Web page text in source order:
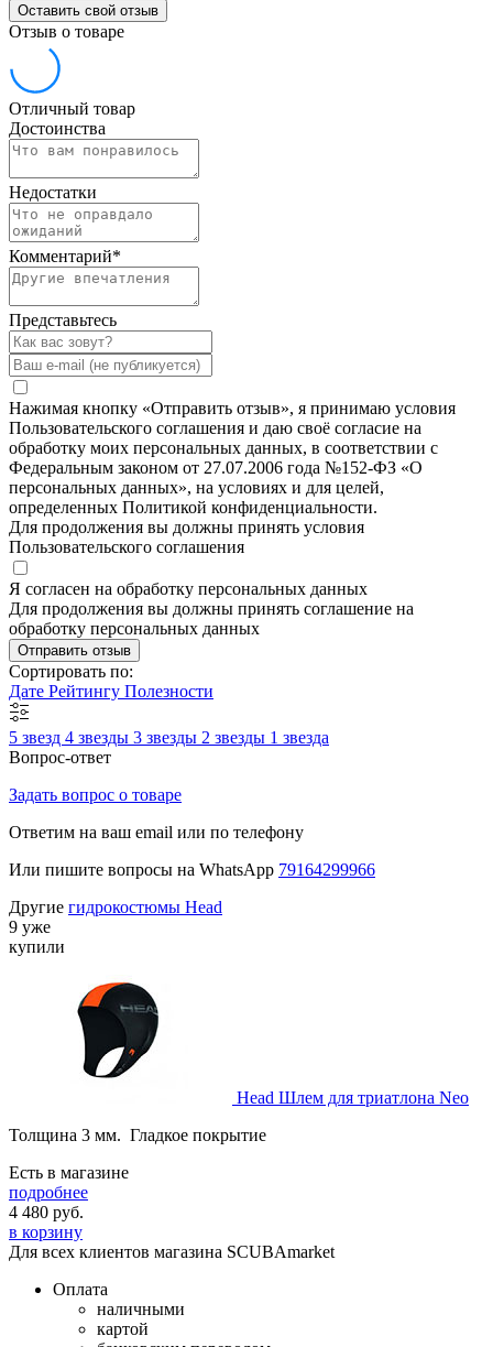
Оставить свой отзыв
Отзыв о товаре
Отличный товар
Достоинства
Недостатки
Комментарий*
Представьтесь
Нажимая кнопку «Отправить отзыв», я принимаю условия
Пользовательского соглашения и даю своё согласие на
обработку моих персональных данных, в соответствии с
Федеральным законом от 27.07.2006 года №152-ФЗ «О
персональных данных», на условиях и для целей,
определенных Политикой конфиденциальности.
Для продолжения вы должны принять условия
Пользовательского соглашения
Я согласен на обработку персональных данных
Для продолжения вы должны принять соглашение на
обработку персональных данных
Отправить отзыв
Сортировать по:
Дате Рейтингу Полезности
5 звезд 4 звезды 3 звезды 2 звезды 1 звезда
Вопрос-ответ
Задать вопрос о товаре
Ответим на ваш email или по телефону
Или пишите вопросы на WhatsApp 79164299966
Другие гидрокостюмы Head
9 уже
купили
Head Шлем для триатлона Neo
Толщина 3 мм. Гладкое покрытие
Есть в магазине
подробнее
4 480 руб.
в корзину
Для всех клиентов магазина SCUBAmarket
Оплата
наличными
картой